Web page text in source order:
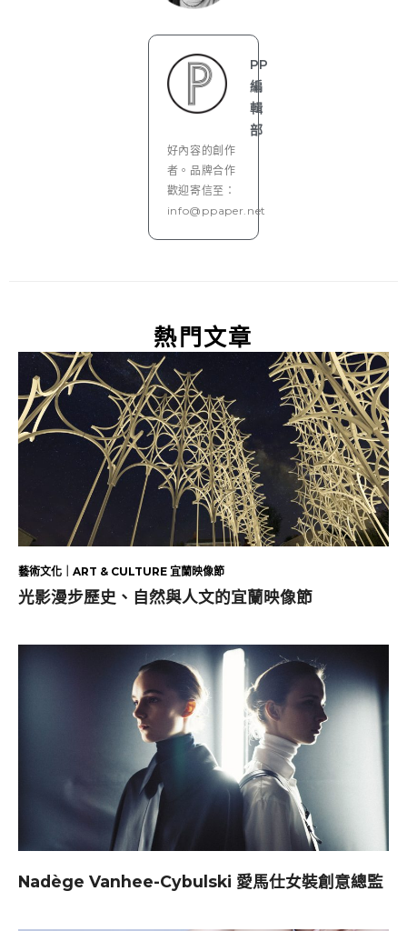
PP
編
輯
部
好內容的創作
者。品牌合作
歡迎寄信至：
info@ppaper.net
熱門文章
藝術文化｜ART & CULTURE 宜蘭映像節
光影漫步歷史、自然與人文的宜蘭映像節
Nadège Vanhee-Cybulski 愛馬仕女裝創意總監